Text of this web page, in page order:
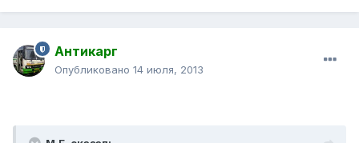
Антикарг
Опубликовано 14 июля, 2013